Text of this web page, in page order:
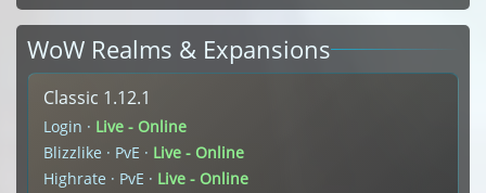
WoW Realms & Expansions
Classic 1.12.1
Login · Live - Online
Blizzlike · PvE · Live - Online
Highrate · PvE · Live - Online